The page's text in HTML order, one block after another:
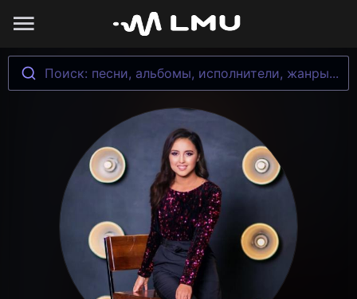
Поиск: песни, альбомы, исполнители, жанры...